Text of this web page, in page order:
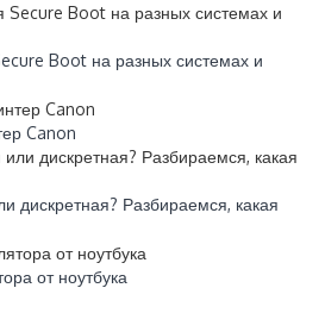
Boot на разных системах и
Canon
дискретная? Разбираемся, какая
от ноутбука